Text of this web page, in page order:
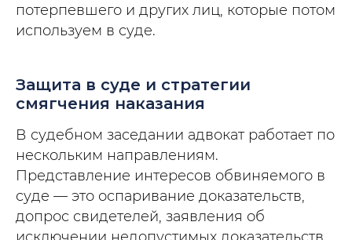
потерпевшего и других лиц, которые потом
используем в суде.
Защита в суде и стратегии
смягчения наказания
В судебном заседании адвокат работает по
нескольким направлениям.
Представление интересов обвиняемого в
суде — это оспаривание доказательств,
допрос свидетелей, заявления об